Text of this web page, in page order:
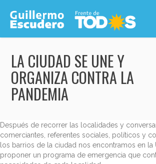
LA CIUDAD SE UNE Y
ORGANIZA CONTRA LA
PANDEMIA
Después de recorrer las localidades y
comerciantes, referentes sociales, políticos y
los barrios de la ciudad nos encontramos en la
proponer un programa de emergencia que